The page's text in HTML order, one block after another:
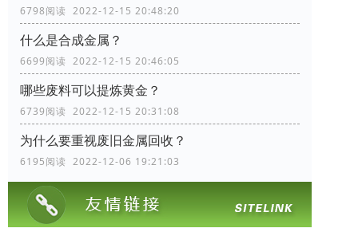
6798阅读 2022-12-15 20:48:20
什么是合成金属？
6699阅读 2022-12-15 20:46:05
哪些废料可以提炼黄金？
6739阅读 2022-12-15 20:31:08
为什么要重视废旧金属回收？
6195阅读 2022-12-06 19:21:03